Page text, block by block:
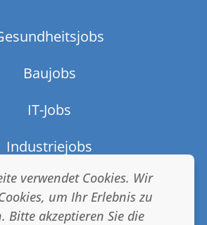
verwendet Cookies. Wir
um Ihr Erlebnis zu
Bitte akzeptieren Sie die
Baujobs
IT-Jobs
Industriejobs
AGB
& Datenschutz